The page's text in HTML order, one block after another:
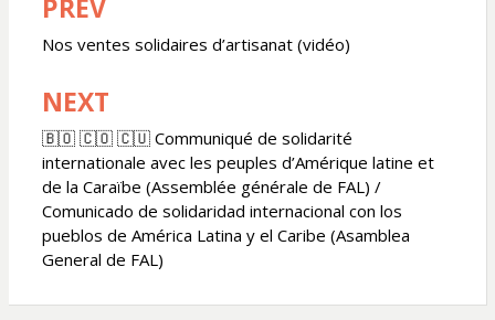
Navigation
de
l’article
PREV
Nos ventes solidaires d’artisanat (vidéo)
NEXT
🇧🇴 🇨🇴 🇨🇺 Communiqué de solidarité
internationale avec les peuples d’Amérique latine et
de la Caraïbe (Assemblée générale de FAL) /
Comunicado de solidaridad internacional con los
pueblos de América Latina y el Caribe (Asamblea
General de FAL)